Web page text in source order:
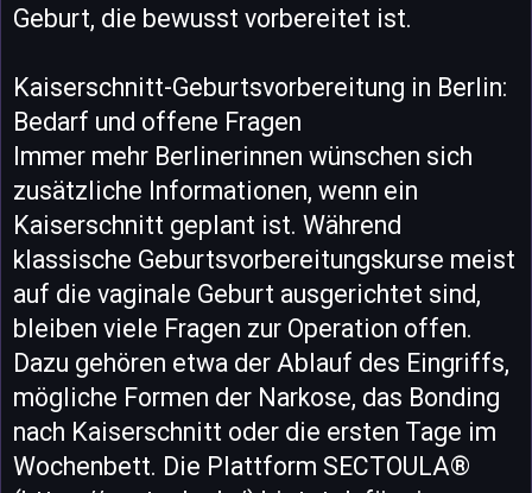
Geburt, die bewusst vorbereitet ist.
Kaiserschnitt-Geburtsvorbereitung in Berlin:
Bedarf und offene Fragen
Immer mehr Berlinerinnen wünschen sich
zusätzliche Informationen, wenn ein
Kaiserschnitt geplant ist. Während
klassische Geburtsvorbereitungskurse meist
auf die vaginale Geburt ausgerichtet sind,
bleiben viele Fragen zur Operation offen.
Dazu gehören etwa der Ablauf des Eingriffs,
mögliche Formen der Narkose, das Bonding
nach Kaiserschnitt oder die ersten Tage im
Wochenbett. Die Plattform SECTOULA®